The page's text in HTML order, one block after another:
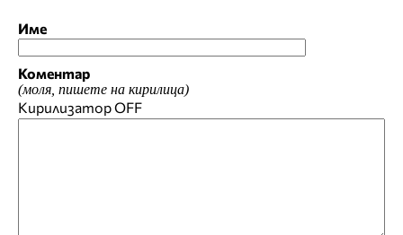
Име
Коментар
(моля, пишете на кирилица)
КирилизаторOFF